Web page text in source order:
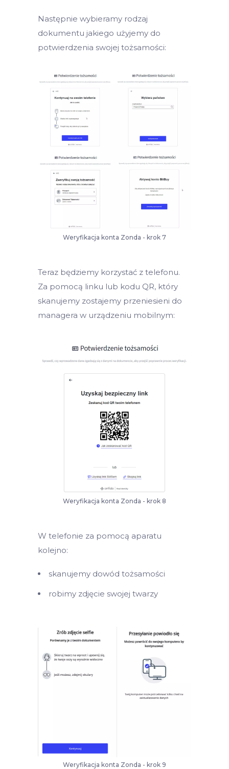
Następnie wybieramy rodzaj
dokumentu jakiego użyjemy do
potwierdzenia swojej tożsamości:
Weryfikacja konta Zonda - krok 7
Teraz będziemy korzystać z telefonu.
Za pomocą linku lub kodu QR, który
skanujemy zostajemy przeniesieni do
managera w urządzeniu mobilnym:
Weryfikacja konta Zonda - krok 8
W telefonie za pomocą aparatu
kolejno:
skanujemy dowód tożsamości
robimy zdjęcie swojej twarzy
Weryfikacja konta Zonda - krok 9